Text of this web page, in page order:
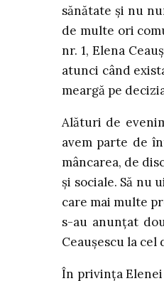
sănătate și nu
de multe ori
nr. 1, Elena
atunci când
meargă pe
Alături de
avem parte de
mâncarea, de
și sociale. Să nu
care mai multe
s-au anunțat
Ceaușescu la cel
În privința